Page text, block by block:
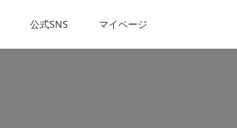
公式SNS マイページ